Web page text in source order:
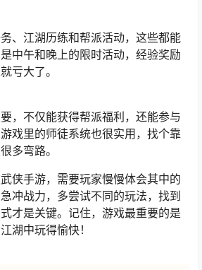
、江湖历练和帮派活动，这些都能
中午和晚上的限时活动，经验奖励
亏大了。
，不仅能获得帮派福利，还能参与
戏里的师徒系统也很实用，找个靠
多弯路。
侠手游，需要玩家慢慢体会其中的
冲战力，多尝试不同的玩法，找到
才是关键。记住，游戏最重要的是
湖中玩得愉快！